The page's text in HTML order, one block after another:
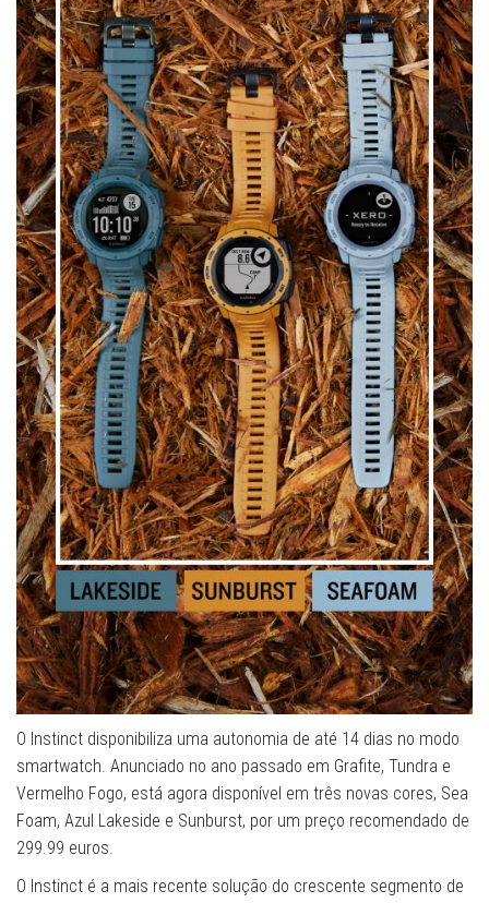
O Instinct disponibiliza uma autonomia de até 14 dias no modo
smartwatch. Anunciado no ano passado em Grafite, Tundra e
Vermelho Fogo, está agora disponível em três novas cores, Sea
Foam, Azul Lakeside e Sunburst, por um preço recomendado de
299.99 euros.
O Instinct é a mais recente solução do crescente segmento de